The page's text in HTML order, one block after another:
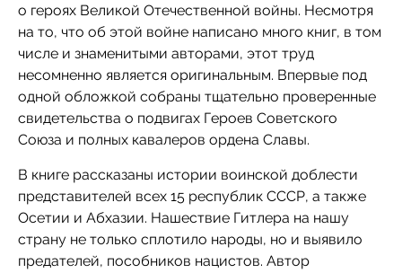
о героях Великой Отечественной войны. Несмотря
на то, что об этой войне написано много книг, в том
числе и знаменитыми авторами, этот труд
несомненно является оригинальным. Впервые под
одной обложкой собраны тщательно проверенные
свидетельства о подвигах Героев Советского
Союза и полных кавалеров ордена Славы.
В книге рассказаны истории воинской доблести
представителей всех 15 республик СССР, а также
Осетии и Абхазии. Нашествие Гитлера на нашу
страну не только сплотило народы, но и выявило
предателей, пособников нацистов. Автор